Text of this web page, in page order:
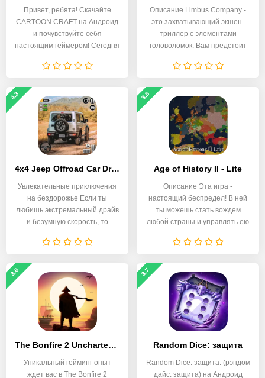
Привет, ребята! Скачайте
CARTOON CRAFT на Андроид
и почувствуйте себя
настоящим геймером! Сегодня
Описание Limbus Company -
это захватывающий экшен-
триллер с элементами
головоломок. Вам предстоит
4.3
4x4 Jeep Offroad Car Driving
Увлекательные приключения
на бездорожье Если ты
любишь экстремальный драйв
и безумную скорость, то
3.8
Age of History II - Lite
Описание Эта игра -
настоящий беспредел! В ней
ты можешь стать вождем
любой страны и управлять ею
3.6
The Bonfire 2 Uncharted Shores
Уникальный гейминг опыт
ждет вас в The Bonfire 2
3.7
Random Dice: защита
Random Dice: защита. (рэндом
дайс: защита) на Андроид